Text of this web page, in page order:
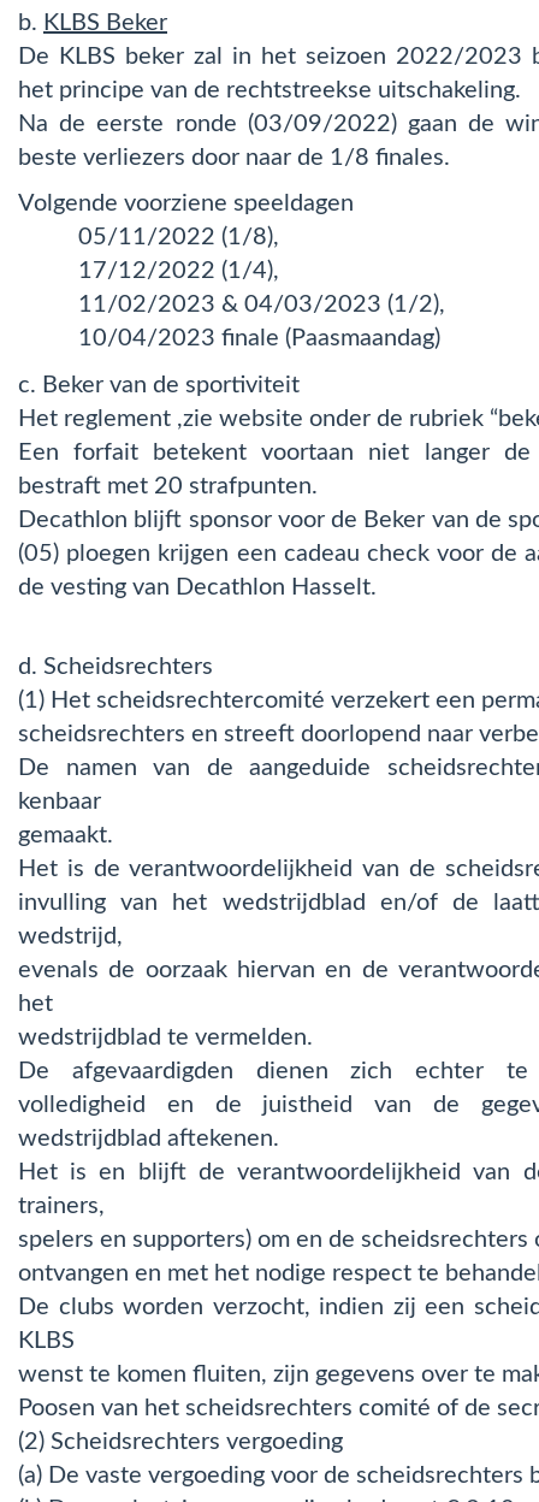
b. KLBS Beker
De KLBS beker zal in het seizoen 2022/2023
het principe van de rechtstreekse uitschakeling.
Na de eerste ronde (03/09/2022) gaan de
beste verliezers door naar de 1/8 finales.
Volgende voorziene speeldagen
05/11/2022 (1/8),
17/12/2022 (1/4),
11/02/2023 & 04/03/2023 (1/2),
10/04/2023 finale (Paasmaandag)
c. Beker van de sportiviteit
Het reglement ,zie website onder de rubriek
Een forfait betekent voortaan niet langer
bestraft met 20 strafpunten.
Decathlon blijft sponsor voor de Beker van de
(05) ploegen krijgen een cadeau check voor de
de vesting van Decathlon Hasselt.
d. Scheidsrechters
(1) Het scheidsrechtercomité verzekert een
scheidsrechters en streeft doorlopend naar
De namen van de aangeduide
kenbaar
gemaakt.
Het is de verantwoordelijkheid van de
invulling van het wedstrijdblad en/of de
wedstrijd,
evenals de oorzaak hiervan en de
het
wedstrijdblad te vermelden.
De afgevaardigden dienen zich echter
volledigheid en de juistheid van de
wedstrijdblad aftekenen.
Het is en blijft de verantwoordelijkheid van
trainers,
spelers en supporters) om en de
ontvangen en met het nodige respect te
De clubs worden verzocht, indien zij een
KLBS
wenst te komen fluiten, zijn gegevens over te
Poosen van het scheidsrechters comité of de
(2) Scheidsrechters vergoeding
(a) De vaste vergoeding voor de scheidsrechters